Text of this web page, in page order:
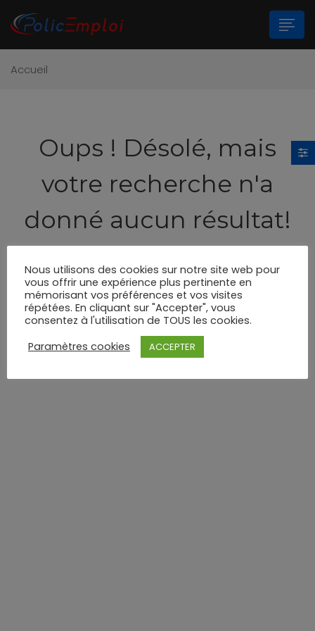
Accueil
Oups ! Désolé, mais
votre recherche n'a
donné aucun résultat!
formulaire de recherche ci-dessous.
Nous utilisons des cookies sur notre site web pour
vous offrir une expérience plus pertinente en
mémorisant vos préférences et vos visites
répétées. En cliquant sur "Accepter", vous
consentez à l'utilisation de TOUS les cookies.
Paramètres cookies
ACCEPTER